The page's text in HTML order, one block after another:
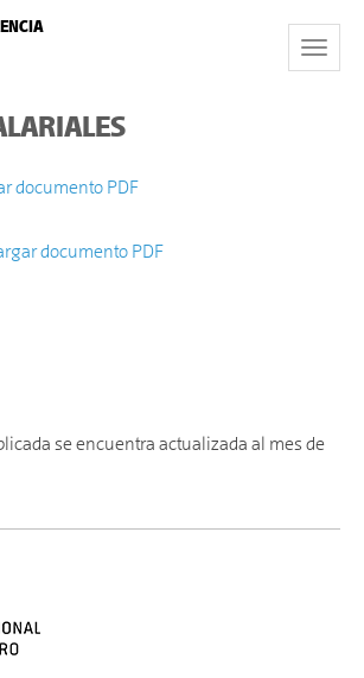
Toggle
documento PDF
documento PDF
se encuentra actualizada al mes de